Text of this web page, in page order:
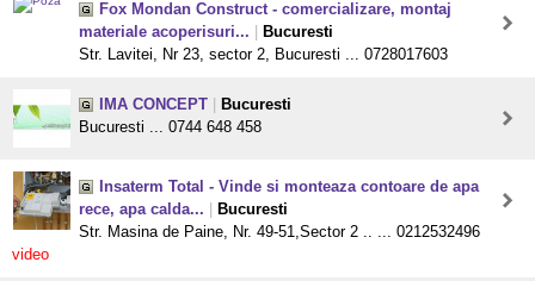
Fox Mondan Construct - comercializare, montaj
materiale acoperisuri...
Bucuresti
Str. Lavitei, Nr 23, sector 2, Bucuresti ... 0728017603
IMA CONCEPT
Bucuresti
Bucuresti ... 0744 648 458
Insaterm Total - Vinde si monteaza contoare de apa
rece, apa calda...
Bucuresti
Str. Masina de Paine, Nr. 49-51,Sector 2 .. ... 0212532496
video